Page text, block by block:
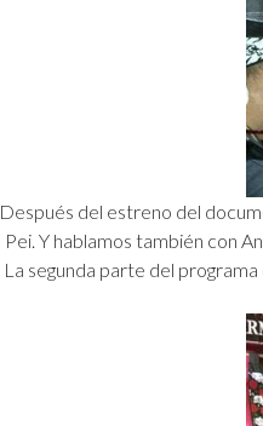
Después del estreno del
Pei. Y hablamos también con
La segunda parte del